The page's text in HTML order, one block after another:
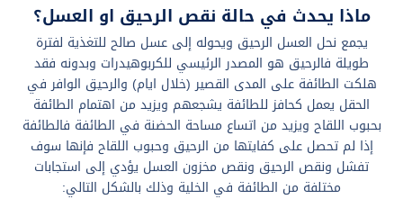
ماذا يحدث في حالة نقص الرحيق او العسل؟
يجمع نحل العسل الرحيق ويحوله إلى عسل صالح للتغذية لفترة
طويلة فالرحيق هو المصدر الرئيسي للكربوهيدرات وبدونه فقد
هلكت الطائفة على المدى القصير (خلال ايام) والرحيق الوافر في
الحقل يعمل كحافز للطائفة يشجعهم ويزيد من اهتمام الطائفة
بحبوب اللقاح ويزيد من اتساع مساحة الحضنة في الطائفة فالطائفة
إذا لم تحصل على كفايتها من الرحيق وحبوب اللقاح فإنها سوف
تفشل ونقص الرحيق ونقص مخزون العسل يؤدي إلى استجابات
مختلفة من الطائفة في الخلية وذلك بالشكل التالي: